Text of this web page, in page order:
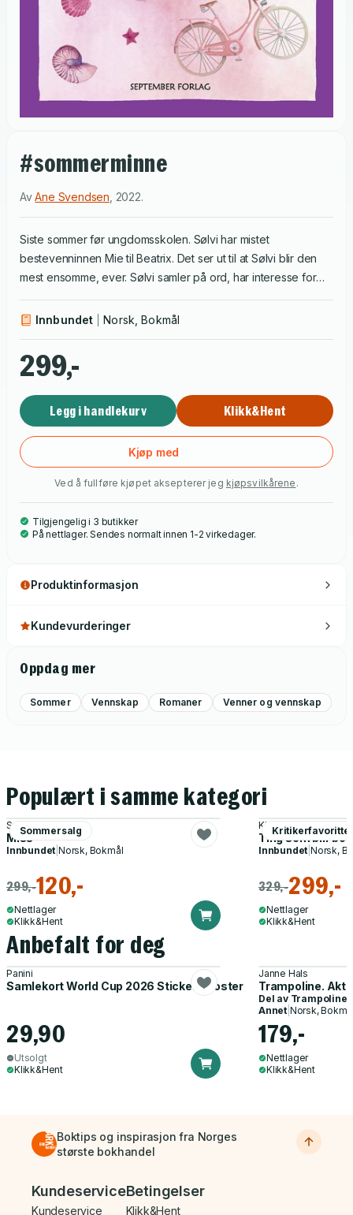
#sommerminne
AvAne Svendsen, 2022.
Siste sommer før ungdomsskolen. Sølvi har mistet
bestevenninnen Mie til Beatrix. Det ser ut til at Sølvi blir den
mest ensomme, ever. Sølvi samler på ord, har interesse for
horoskop og hjelper mormor med innkjøp. Dessuten, hva er
det med storesøsteren Anja? Og hva med Pelle, som Sølvi
store forandringer, og lite blir slik det tidligere har vært.
Innbundet Norsk, Bokmål
299,-
Legg i handlekurv Klikk&Hent
Kjøp med
Ved å fullføre kjøpet aksepterer jeg kjøpsvilkårene .
Tilgjengelig i 3 butikker
På nettlager. Sendes normalt innen 1-2 virkedager.
Produktinformasjon
Kundevurderinger
Oppdag mer
Sommer Vennskap Romaner Venner og vennskap
Populært i samme kategori
Sommersalg
Synne Sun Løes
Miss
Innbundet |Norsk, Bokmål
299,-120,-
Nettlager
Klikk&Hent
Kim Fupz Aakeson
Ting som blir
Innbundet Norsk,
329,-299,-
Nettlager
Klikk&Hent
Anbefalt for deg
Panini
Samlekort World Cup 2026 Sticker Booster
29,90
Utsolgt
Klikk&Hent
Janne Hals
Trampoline.
Del av Trampoline
Annet| Norsk,
179,-
Nettlager
Klikk&Hent
Boktips og inspirasjon fra Norges
største bokhandel
Bunnmeny
Kundeservice
Kundeservice
Betingelser
Klikk&Hent